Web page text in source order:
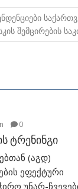
შემცირების
0
ტრენინგი
(აგდ)
ეფექტური
უნარ-